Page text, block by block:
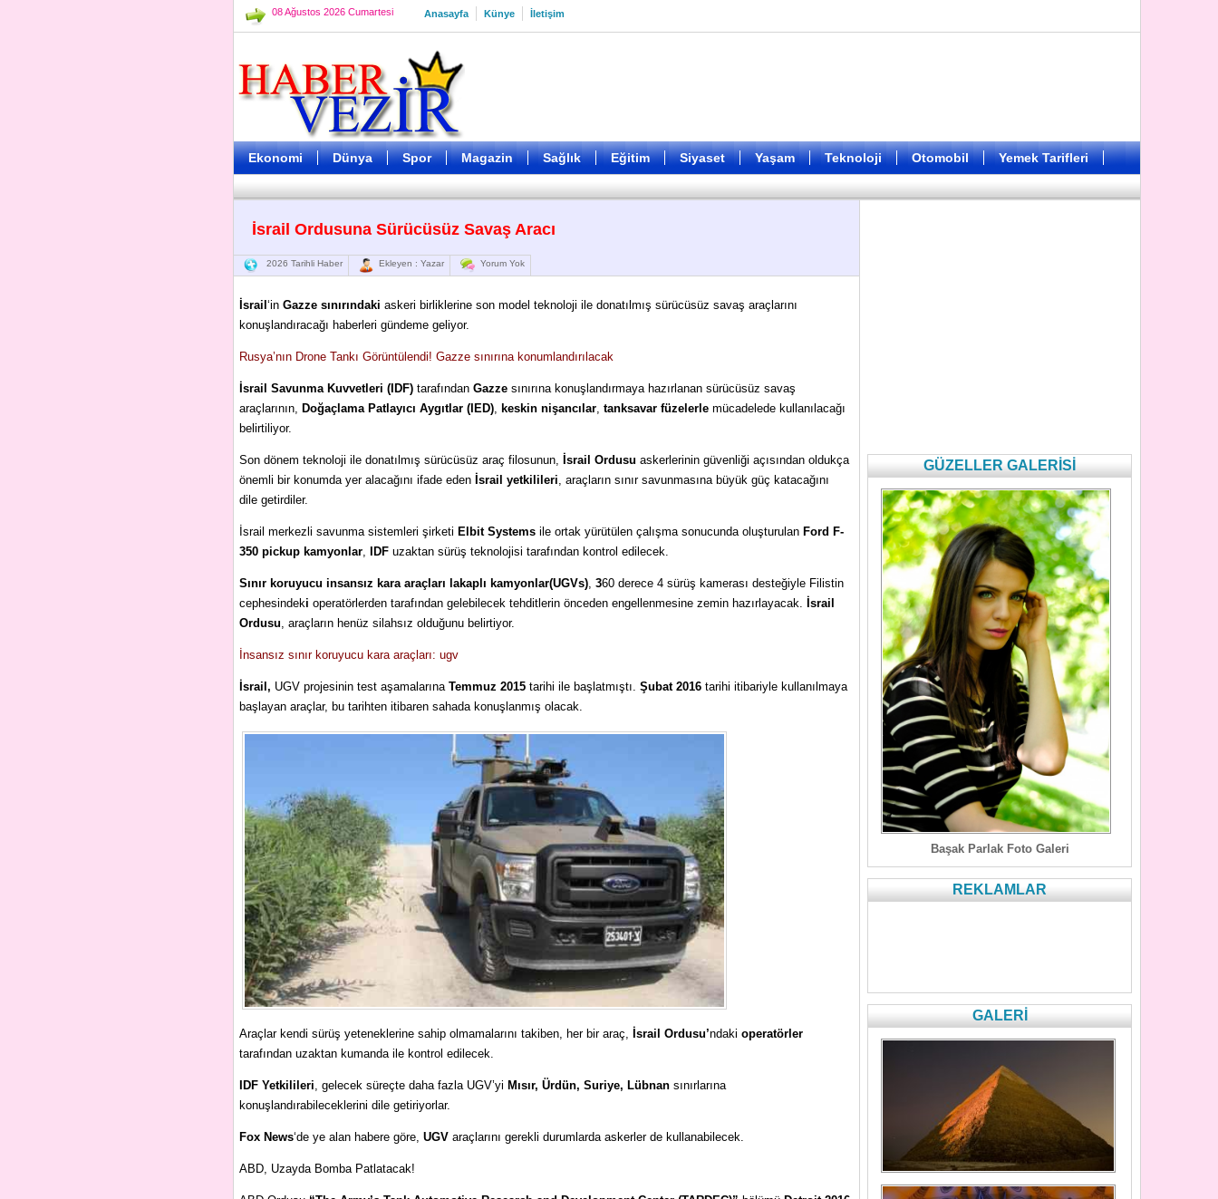
08 Ağustos 2026 Cumartesi Anasayfa Künye İletişim
Ekonomi Dünya Spor Magazin Sağlık Eğitim Siyaset Yaşam Teknoloji Otomobil Yemek Tarifleri
İsrail Ordusuna Sürücüsüz Savaş Aracı
2026 Tarihli Haber Ekleyen : Yazar Yorum Yok
İsrail ‘in Gazze sınırındaki askeri birliklerine son model teknoloji ile donatılmış sürücüsüz savaş araçlarını
konuşlandıracağı haberleri gündeme geliyor.
Rusya’nın Drone Tankı Görüntülendi! Gazze sınırına konumlandırılacak
İsrail Savunma Kuvvetleri (IDF) tarafından Gazze sınırına konuşlandırmaya hazırlanan sürücüsüz savaş
araçlarının, Doğaçlama Patlayıcı Aygıtlar (IED), keskin nişancılar, tanksavar füzelerle mücadelede kullanılacağı
belirtiliyor.
Son dönem teknoloji ile donatılmış sürücüsüz araç filosunun, İsrail Ordusu askerlerinin güvenliği açısından oldukça
önemli bir konumda yer alacağını ifade eden İsrail yetkilileri, araçların sınır savunmasına büyük güç katacağını
dile getirdiler.
İsrail merkezli savunma sistemleri şirketi Elbit Systems ile ortak yürütülen çalışma sonucunda oluşturulan Ford F-
350 pickup kamyonlar, IDF uzaktan sürüş teknolojisi tarafından kontrol edilecek.
Sınır koruyucu insansız kara araçları lakaplı kamyonlar(UGVs), 360 derece 4 sürüş kamerası desteğiyle Filistin
cephesindeki operatörlerden tarafından gelebilecek tehditlerin önceden engellenmesine zemin hazırlayacak. İsrail
Ordusu, araçların henüz silahsız olduğunu belirtiyor.
İnsansız sınır koruyucu kara araçları: ugv
İsrail, UGV projesinin test aşamalarınaTemmuz 2015 tarihi ile başlatmıştı. Şubat 2016 tarihi itibariyle kullanılmaya
başlayan araçlar, bu tarihten itibaren sahada konuşlanmış olacak.
Araçlar kendi sürüş yeteneklerine sahip olmamalarını takiben, her bir araç, İsrail Ordusu’ndaki operatörler
tarafından uzaktan kumanda ile kontrol edilecek.
IDF Yetkilileri, gelecek süreçte daha fazla UGV’yi Mısır, Ürdün, Suriye, Lübnan sınırlarına
konuşlandırabileceklerini dile getiriyorlar.
Fox News‘de ye alan habere göre, UGV araçlarını gerekli durumlarda askerler de kullanabilecek.
ABD, Uzayda Bomba Patlatacak!
GÜZELLER GALERİSİ
Başak Parlak Foto Galeri
REKLAMLAR
GALERİ